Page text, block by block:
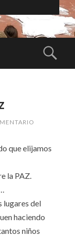
que elijamos
la PAZ.
lugares del
haciendo
niños